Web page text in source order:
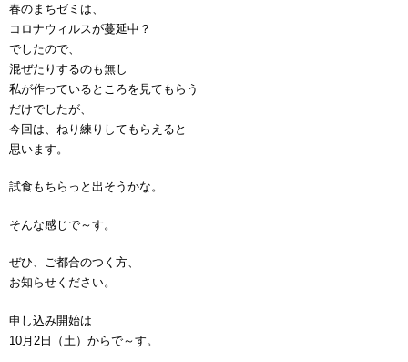
春のまちゼミは、
コロナウィルスが蔓延中？
でしたので、
混ぜたりするのも無し
私が作っているところを見てもらう
だけでしたが、
今回は、ねり練りしてもらえると
思います。
試食もちらっと出そうかな。
そんな感じで～す。
ぜひ、ご都合のつく方、
お知らせください。
申し込み開始は
10月2日（土）からで～す。